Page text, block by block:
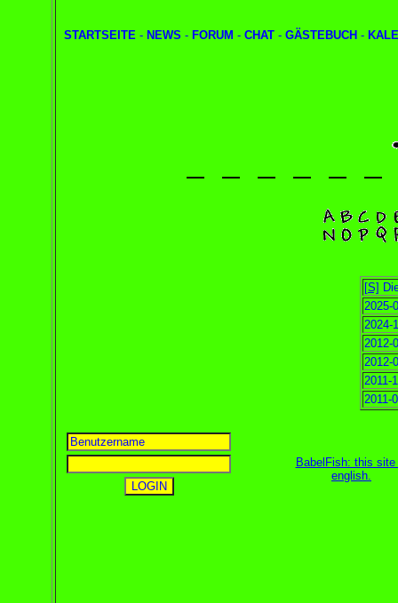
STARTSEITE - NEWS - FORUM - CHAT - GÄSTEBUCH -
[S]
2025-
2024-
2012-
2012-
2011-
2011-
BabelFish: this site
english.